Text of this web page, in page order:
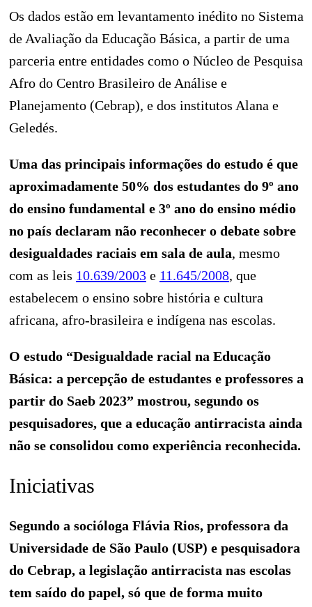
Os dados estão em levantamento inédito no Sistema
de Avaliação da Educação Básica, a partir de uma
parceria entre entidades como o Núcleo de Pesquisa
Afro do Centro Brasileiro de Análise e
Planejamento (Cebrap), e dos institutos Alana e
Geledés.
Uma das principais informações do estudo é que
aproximadamente 50% dos estudantes do 9º ano
do ensino fundamental e 3º ano do ensino médio
no país declaram não reconhecer o debate sobre
desigualdades raciais em sala de aula, mesmo
com as leis 10.639/2003 e 11.645/2008, que
estabelecem o ensino sobre história e cultura
africana, afro-brasileira e indígena nas escolas.
O estudo “Desigualdade racial na Educação
Básica: a percepção de estudantes e professores a
partir do Saeb 2023” mostrou, segundo os
pesquisadores, que a educação antirracista ainda
não se consolidou como experiência reconhecida.
Iniciativas
Segundo a socióloga Flávia Rios, professora da
Universidade de São Paulo (USP) e pesquisadora
do Cebrap, a legislação antirracista nas escolas
tem saído do papel, só que de forma muito